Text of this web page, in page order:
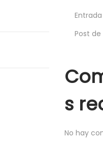
Post
s
No hay